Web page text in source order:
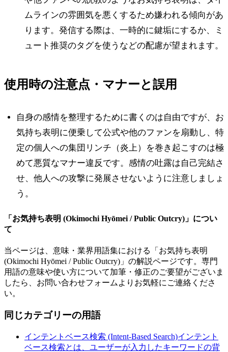
ムラインの雰囲気を悪くするため嫌われる傾向があ
ります。発信する際は、一時的に鍵垢にするか、ミ
ュート推奨のタグを使うなどの配慮が望まれます。
使用時の注意点・マナーと誤用
自身の感情を整理するために書くのは自由ですが、お
気持ち表明に便乗して公式や他のファンを扇動し、特
定の個人への集団リンチ（炎上）を巻き起こすのは極
めて悪質なマナー違反です。感情の吐露は自己完結さ
せ、他人への攻撃に発展させないように注意しましょ
う。
「 お気持ち表明 (Okimochi Hyōmei / Public Outcry) 」につい
て
当ページは、意味・業界用語集における「 お気持ち表明
(Okimochi Hyōmei / Public Outcry) 」の解説ページです。専門
用語の意味や使い方について加筆・修正のご要望がございま
したら、お問い合わせフォームよりお気軽にご連絡くださ
い。
同じカテゴリーの用語
インテントベース検索 (Intent-Based Search)インテント
ベース検索とは、ユーザーが入力したキーワードの背